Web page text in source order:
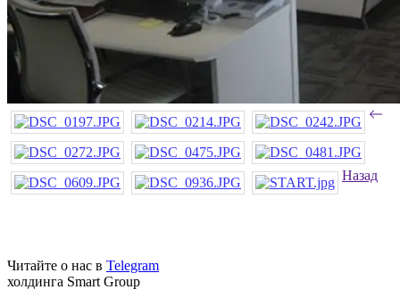
Назад
Читайте о нас в Telegram
холдинга Smart Group